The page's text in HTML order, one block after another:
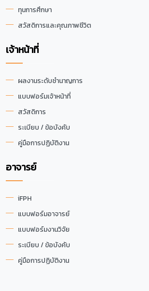
ทุนการศึกษา
สวัสดิการและคุณภาพชีวิต
เจ้าหน้าที่
ผลงานระดับชำนาญการ
แบบฟอร์มเจ้าหน้าที่
สวัสดิการ
ระเบียบ / ข้อบังคับ
คู่มือการปฏิบัติงาน
อาจารย์
iFPH
แบบฟอร์มอาจารย์
แบบฟอร์มงานวิจัย
ระเบียบ / ข้อบังคับ
คู่มือการปฏิบัติงาน